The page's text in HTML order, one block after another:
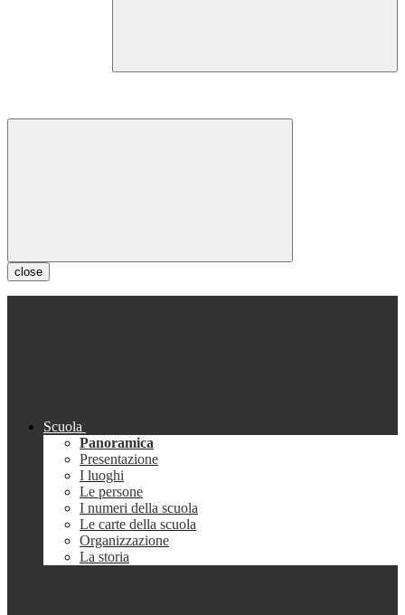
close
Scuola
Panoramica
Presentazione
I luoghi
Le persone
I numeri della scuola
Le carte della scuola
Organizzazione
La storia